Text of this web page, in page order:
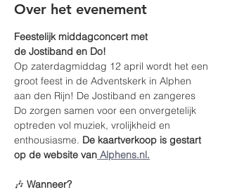
Over het evenement
Feestelijk middagconcert met
de Jostiband en Do!
Op zaterdagmiddag 12 april wordt het een
groot feest in de Adventskerk in Alphen
aan den Rijn! De Jostiband en zangeres
Do zorgen samen voor een onvergetelijk
optreden vol muziek, vrolijkheid en
enthousiasme. De kaartverkoop is gestart
op de website van Alphens.nl.
🎶 Wanneer?